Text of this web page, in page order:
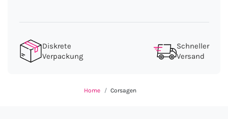
Diskrete
Verpackung
Schneller
Versand
Home Corsagen